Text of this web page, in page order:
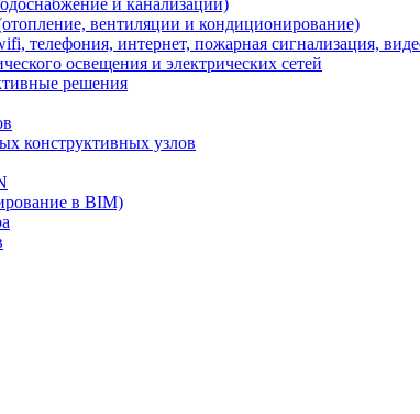
и канализации)
вентиляции и кондиционирование)
телефония, интернет, пожарная сигнализация,
освещения и электрических сетей
решения
конструктивных узлов
в BIM)